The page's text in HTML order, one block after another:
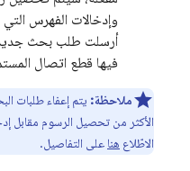
وإدخالات الفهرس التي
أرسلت طلب بحث
فيها قطع اتصال
ملاحظة: يتم إعفاء طلبات
الأكثر من تحصيل الرسوم مقابل
الاطّلاع هنا على التفاصيل.